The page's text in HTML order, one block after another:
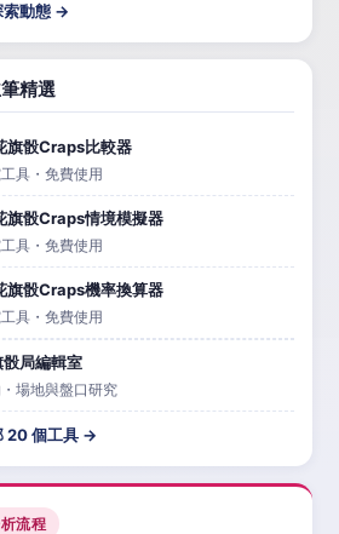
索動態 →
精選
旗骰Craps比較器
具・免費使用
旗骰Craps情境模擬器
具・免費使用
旗骰Craps機率換算器
具・免費使用
骰局編輯室
・場地與盤口研究
20 個工具 →
流程